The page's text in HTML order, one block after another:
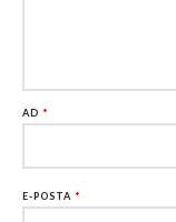
AD *
E-POSTA *